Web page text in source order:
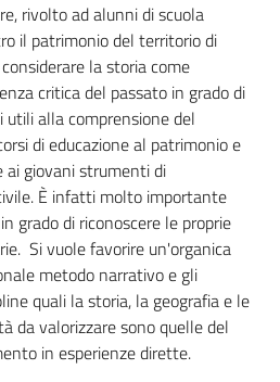
rivolto ad alunni di scuola
il patrimonio del territorio di
la storia come
critica del passato in grado di
alla comprensione del
di educazione al patrimonio e
ai giovani strumenti di
È infatti molto importante
grado di riconoscere le proprie
Si vuole favorire un'organica
metodo narrativo e gli
quali la storia, la geografia e le
da valorizzare sono quelle del
in esperienze dirette.